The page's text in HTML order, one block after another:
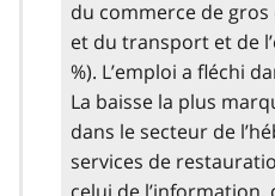
du commerce de gros
et du transport et de
%). L’emploi a fléchi
La baisse la plus
dans le secteur de
services de
celui de l’information,